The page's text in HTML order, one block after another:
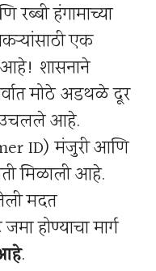
रब्बी हंगामाच्या
एक
शासनाने
मोठे अडथळे दूर
उचलले आहे.
ID) मंजुरी आणि
मिळाली आहे.
मदत
होण्याचा मार्ग
.